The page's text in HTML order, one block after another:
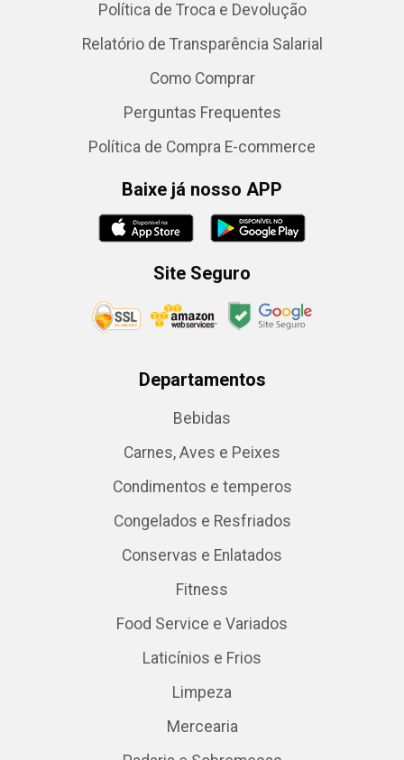
Política de Troca e Devolução
Relatório de Transparência Salarial
Como Comprar
Perguntas Frequentes
Política de Compra E-commerce
Baixe já nosso APP
Site Seguro
Departamentos
Bebidas
Carnes, Aves e Peixes
Condimentos e temperos
Congelados e Resfriados
Conservas e Enlatados
Fitness
Food Service e Variados
Laticínios e Frios
Limpeza
Mercearia